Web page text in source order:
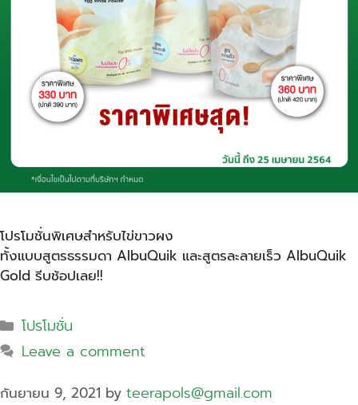
โปรโมชั่นพิเศษสำหรับไข่ขาวผง
ทั้งแบบสูตรธรรมดา AlbuQuik และสูตรละลายเร็ว AlbuQuik
Gold รีบช้อปเลย!!
โปรโมชั่น
Leave a comment
กันยายน 9, 2021 by teerapols@gmail.com